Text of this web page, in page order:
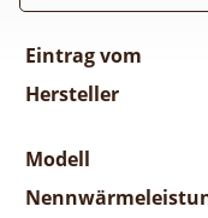
Eintrag vom
Hersteller
Modell